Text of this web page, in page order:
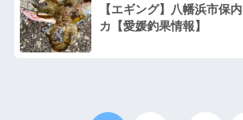
【エギング】八幡浜市保
カ【愛媛釣果情報】